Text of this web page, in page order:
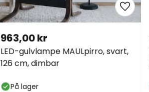
LED-gulvlampe MAULpirro, svart,
126 cm, dimbar
963,00 kr
På lager